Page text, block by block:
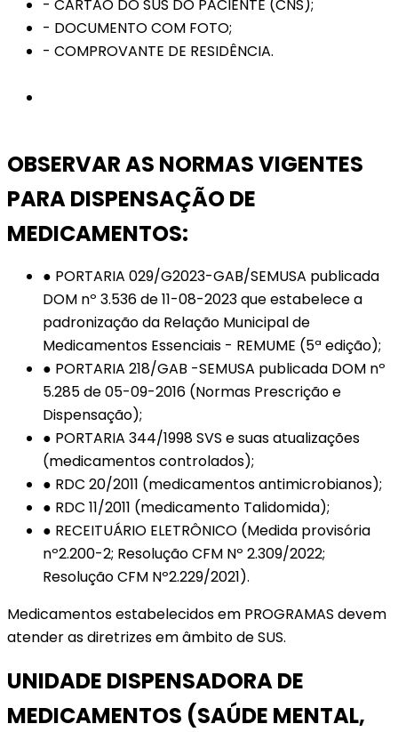
- CARTÃO DO SUS DO PACIENTE (CNS);
- DOCUMENTO COM FOTO;
- COMPROVANTE DE RESIDÊNCIA.
OBSERVAR AS NORMAS VIGENTES
PARA DISPENSAÇÃO DE
MEDICAMENTOS:
● PORTARIA 029/G2023-GAB/SEMUSA publicada
DOM nº 3.536 de 11-08-2023 que estabelece a
padronização da Relação Municipal de
Medicamentos Essenciais - REMUME (5ª edição);
● PORTARIA 218/GAB -SEMUSA publicada DOM nº
5.285 de 05-09-2016 (Normas Prescrição e
Dispensação);
● PORTARIA 344/1998 SVS e suas atualizações
(medicamentos controlados);
● RDC 20/2011 (medicamentos antimicrobianos);
● RDC 11/2011 (medicamento Talidomida);
● RECEITUÁRIO ELETRÔNICO (Medida provisória
nº2.200-2; Resolução CFM Nº 2.309/2022;
Resolução CFM Nº2.229/2021).
Medicamentos estabelecidos em PROGRAMAS devem
atender as diretrizes em âmbito de SUS.
UNIDADE DISPENSADORA DE
MEDICAMENTOS (SAÚDE MENTAL,